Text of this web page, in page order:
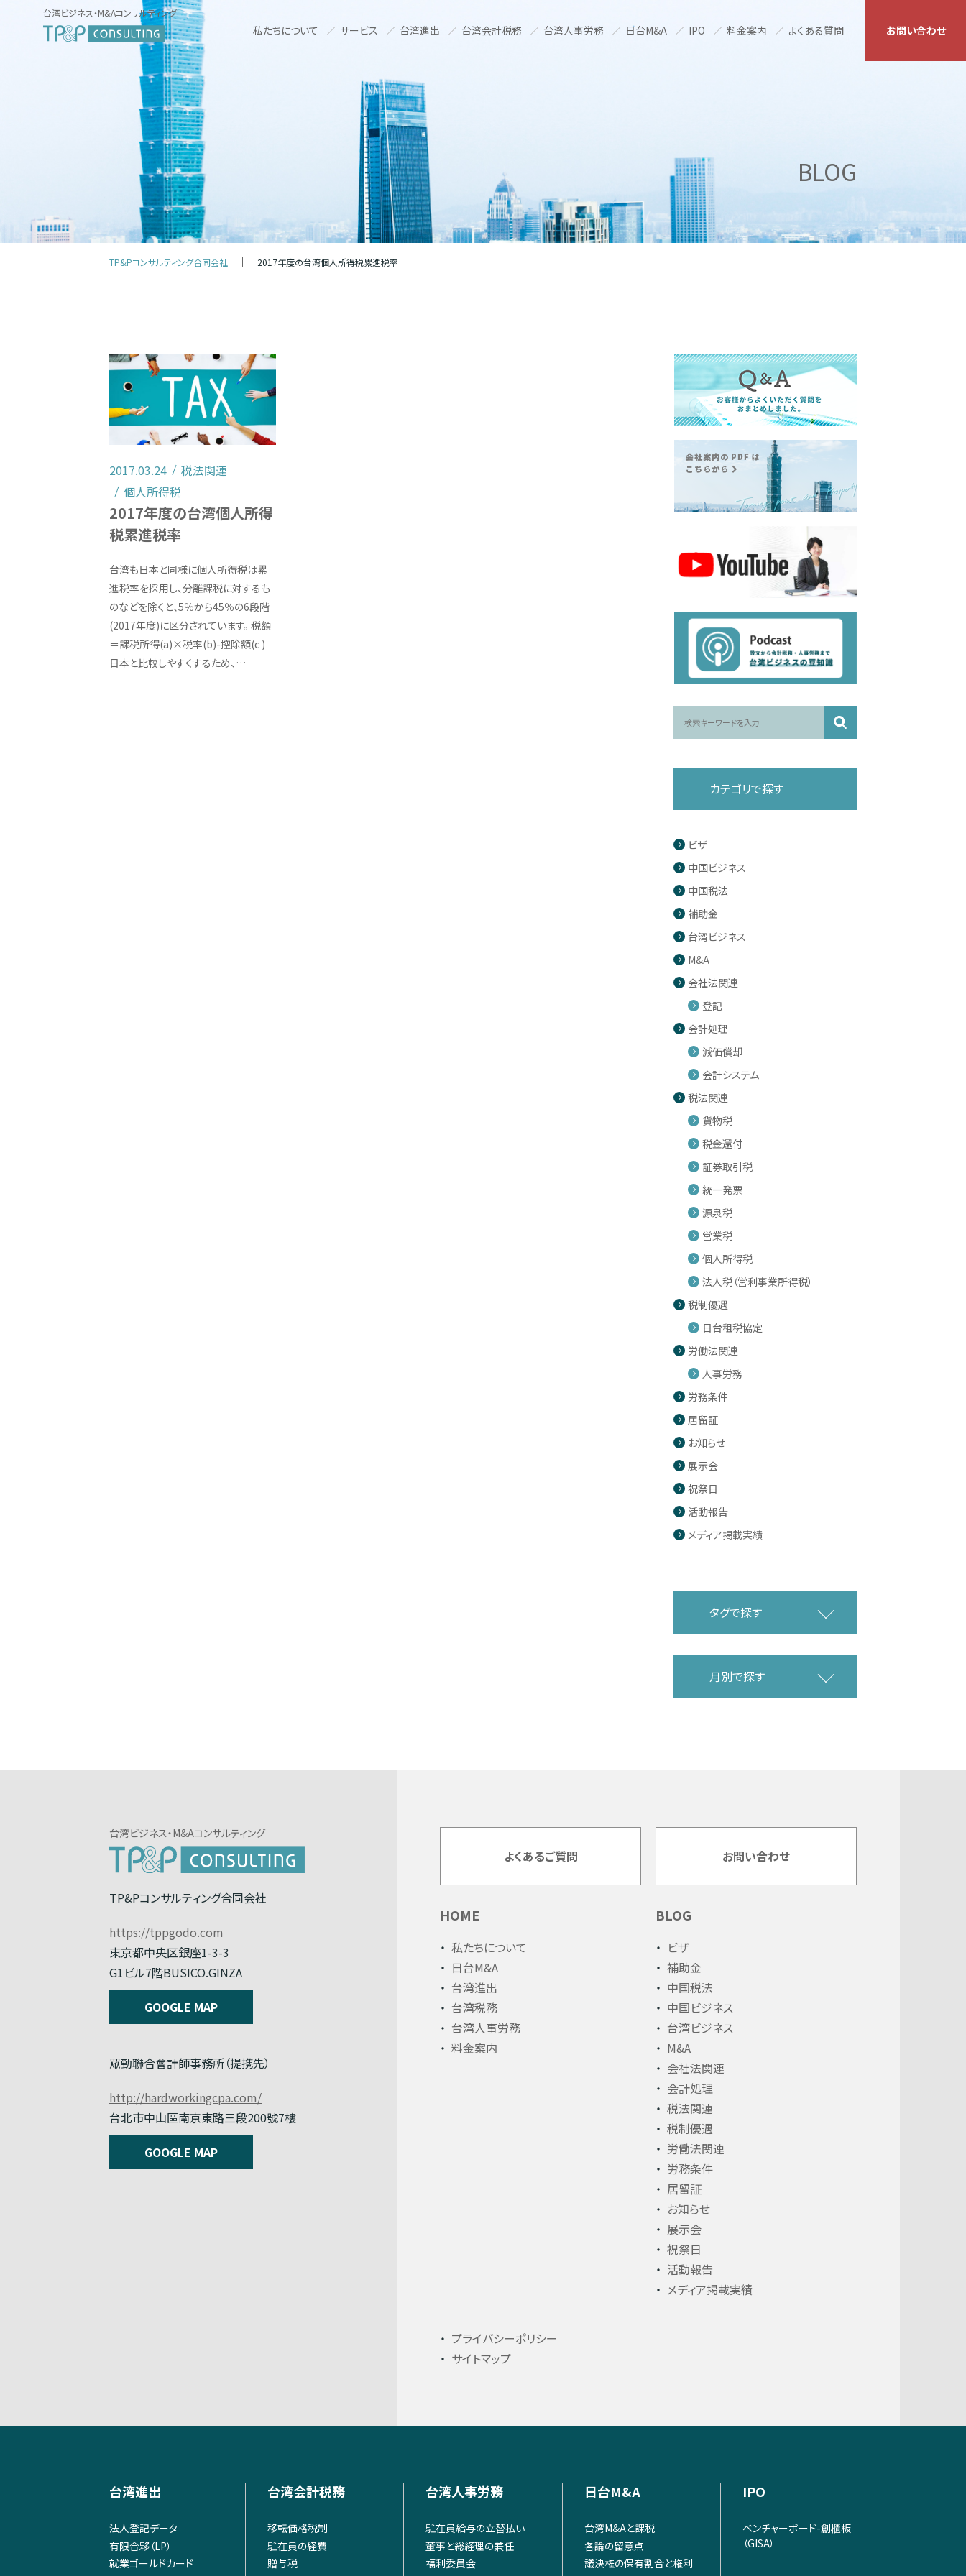
台湾ビジネス・M&Aコンサルティング
私たちについて サービス 台湾進出 台湾会計税務 台湾人事労務 日台M&A IPO 料金案内 よくある質問 お問い合わせ
BLOG
TP&Pコンサルティング合同会社 2017年度の台湾個人所得税累進税率
2017.03.24
税法関連
個人所得税
2017年度の台湾個人所得
税累進税率
台湾も日本と同様に個人所得税は累
進税率を採用し、分離課税に対するも
のなどを除くと、5％から45％の6段階
(2017年度)に区分されています。 税額
＝課税所得(a)×税率(b)-控除額(c )
日本と比較しやすくするため、…
カテゴリで探す
ビザ
中国ビジネス
中国税法
補助金
台湾ビジネス
M&A
会社法関連
登記
会計処理
減価償却
会計システム
税法関連
貨物税
税金還付
証券取引税
統一発票
源泉税
営業税
個人所得税
法人税（営利事業所得税）
税制優遇
日台租税協定
労働法関連
人事労務
労務条件
居留証
お知らせ
展示会
祝祭日
活動報告
メディア掲載実績
タグで探す
月別で探す
台湾ビジネス・M&Aコンサルティング
TP&Pコンサルティング合同会社
https://tppgodo.com
東京都中央区銀座1-3-3
G1ビル7階BUSICO.GINZA
GOOGLE MAP
眾勤聯合會計師事務所（提携先）
http://hardworkingcpa.com/
台北市中山區南京東路三段200號7樓
GOOGLE MAP
よくあるご質問 お問い合わせ
HOME
私たちについて
日台M&A
台湾進出
台湾税務
台湾人事労務
料金案内
BLOG
ビザ
補助金
中国税法
中国ビジネス
台湾ビジネス
M&A
会社法関連
会計処理
税法関連
税制優遇
労働法関連
労務条件
居留証
お知らせ
展示会
祝祭日
活動報告
メディア掲載実績
プライバシーポリシー
サイトマップ
台湾進出
法人登記データ
有限合夥（LP）
就業ゴールドカード
台湾会計税務
移転価格税制
駐在員の経費
贈与税
台湾人事労務
駐在員給与の立替払い
董事と総経理の兼任
福利委員会
日台M&A
台湾M&Aと課税
各論の留意点
議決権の保有割合と権利
IPO
ベンチャーボード-創櫃板
（GISA）